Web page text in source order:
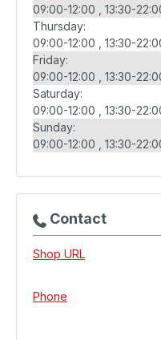
09:00-12:00
13:30-
Thursday:
09:00-12:00
13:30-
Friday:
09:00-12:00
13:30-
Saturday:
09:00-12:00
13:30-
Sunday:
09:00-12:00
13:30-
Contact
Shop URL
Phone